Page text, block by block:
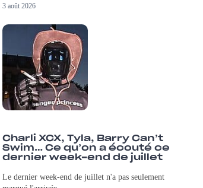
3 août 2026
Charli XCX, Tyla, Barry Can’t
Swim… Ce qu’on a écouté ce
dernier week-end de juillet
Le dernier week-end de juillet n'a pas seulement